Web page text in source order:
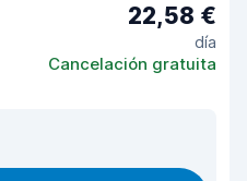
22,58 €
día
Cancelación gratuita